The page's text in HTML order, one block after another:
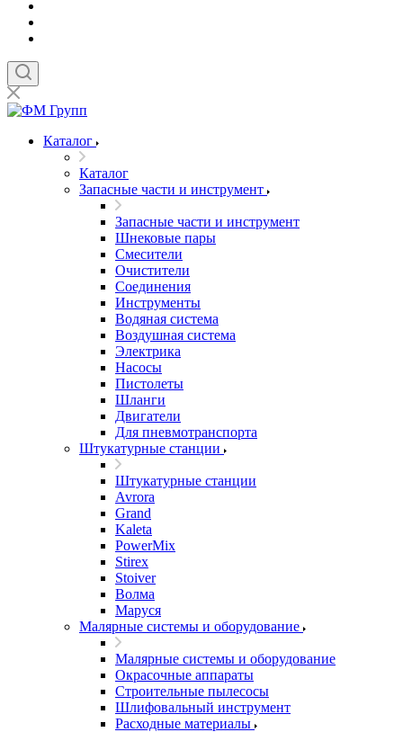
Каталог
Каталог
Запасные части и инструмент
Запасные части и инструмент
Шнековые пары
Смесители
Очистители
Соединения
Инструменты
Водяная система
Воздушная система
Электрика
Насосы
Пистолеты
Шланги
Двигатели
Для пневмотранспорта
Штукатурные станции
Штукатурные станции
Avrora
Grand
Kaleta
PowerMix
Stirex
Stoiver
Волма
Маруся
Малярные системы и оборудование
Малярные системы и оборудование
Окрасочные аппараты
Строительные пылесосы
Шлифовальный инструмент
Расходные материалы